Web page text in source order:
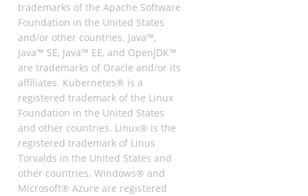
trademarks of the Apache Software
Foundation in the United States
and/or other countries. Java™,
Java™ SE, Java™ EE, and OpenJDK™
are trademarks of Oracle and/or its
affiliates. Kubernetes® is a
registered trademark of the Linux
Foundation in the United States
and other countries. Linux® is the
registered trademark of Linus
Torvalds in the United States and
other countries. Windows® and
Microsoft® Azure are registered